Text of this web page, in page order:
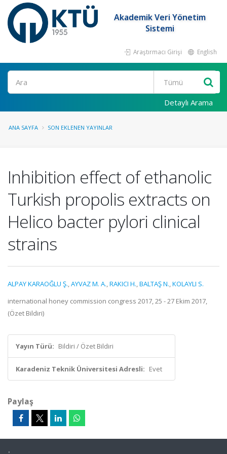
Akademik Veri Yönetim
Sistemi
Araştırmacı Girişi English
Ara
Detaylı Arama
ANA SAYFA SON EKLENEN YAYINLAR
Inhibition effect of ethanolic
Turkish propolis extracts on
Helico bacter pylori clinical
strains
ALPAY KARAOĞLU Ş.,AYVAZ M. A.,RAKICI H.,BALTAŞ N.,KOLAYLI S.
international honey commission congress 2017, 25 - 27 Ekim 2017,
(Özet Bildiri)
Yayın Türü: Bildiri / Özet Bildiri
Karadeniz Teknik Üniversitesi Adresli: Evet
Paylaş